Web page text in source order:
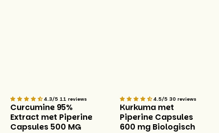
4.3/5 11 reviews
Curcumine 95%
Extract met Piperine
Capsules 500 MG
4.5/5 30 reviews
Kurkuma met
Piperine Capsules
600 mg Biologisch